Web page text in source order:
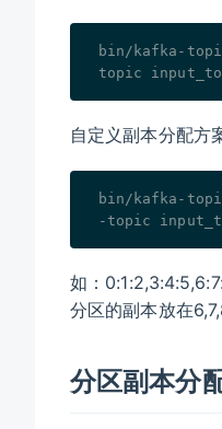
bin/kafka-
topic
自定义副本分配方
bin/kafka-
-topic
如：
分区的副本放在
分区副本分